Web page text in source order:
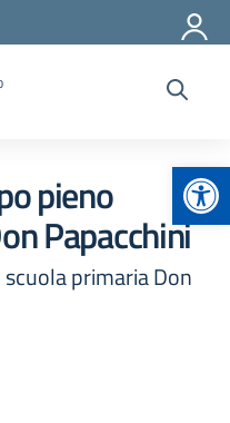
pieno
Papacchini
primaria Don